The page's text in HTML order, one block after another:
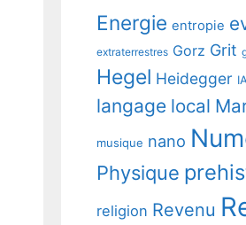
Energie entropie
extraterrestres Gorz Grit
Hegel Heidegger IA
langage local
musique nano
Physique
religion Revenu